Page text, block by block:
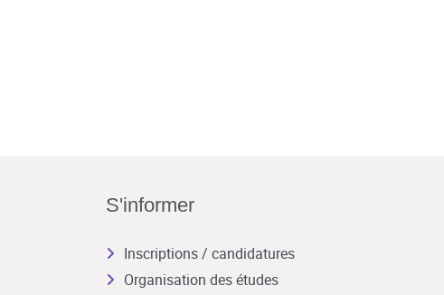
S'informer
Inscriptions / candidatures
Organisation des études